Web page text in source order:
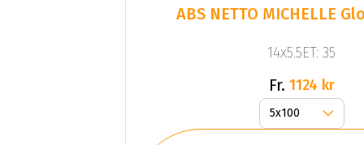
ABS NETTO MICHELLE
14x5.5ET: 35
Fr. 1124 kr